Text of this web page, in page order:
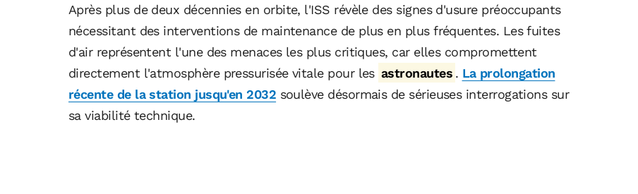
Après plus de deux décennies en orbite, l'ISS révèle des signes d'usure préoccupants
nécessitant des interventions de maintenance de plus en plus fréquentes. Les fuites
d'air représentent l'une des menaces les plus critiques, car elles compromettent
directement l'atmosphère pressurisée vitale pour les astronautes . La prolongation
récente de la station jusqu'en 2032 soulève désormais de sérieuses interrogations sur
sa viabilité technique.